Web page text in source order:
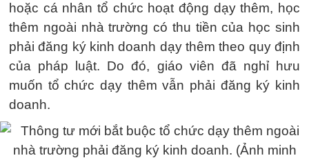
hoặc cá nhân tổ chức hoạt động dạy thêm, học
thêm ngoài nhà trường có thu tiền của học sinh
phải đăng ký kinh doanh dạy thêm theo quy định
của pháp luật. Do đó, giáo viên đã nghỉ hưu
muốn tổ chức dạy thêm vẫn phải đăng ký kinh
doanh.